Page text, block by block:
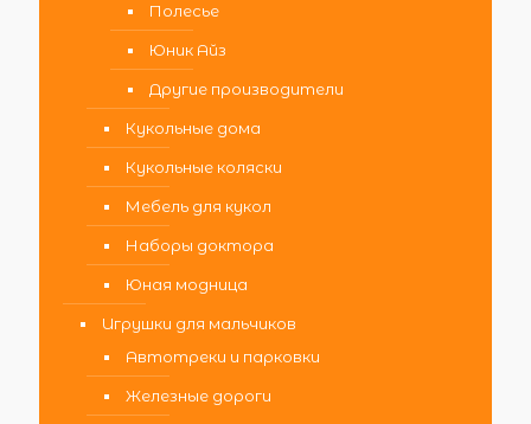
Полесье
Юник Айз
Другие производители
Кукольные дома
Кукольные коляски
Мебель для кукол
Наборы доктора
Юная модница
Игрушки для мальчиков
Автотреки и парковки
Железные дороги